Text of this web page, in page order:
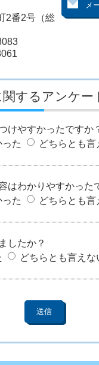
2番2号（総
するアンケー
けやすかったですか
った
どちらとも言
はわかりやすかった
た
どちらとも言
したか？
どちらとも言えな